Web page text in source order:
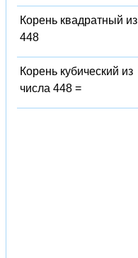
Корень квадратный из
448
Корень кубический из
числа 448 =